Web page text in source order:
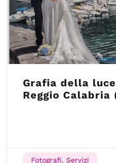
Grafia della
Fotografi, Servizi